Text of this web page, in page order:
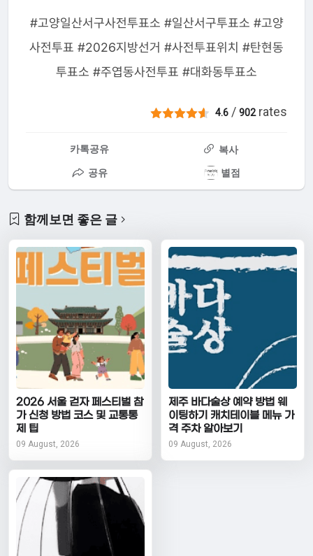
#고양일산서구사전투표소 #일산서구투표소 #고양
사전투표 #2026지방선거 #사전투표위치 #탄현동
투표소 #주엽동사전투표 #대화동투표소
4.6 /902rates
카톡공유 복사
공유 별점
함께보면 좋은 글
2026 서울 걷자 페스티벌 참
가 신청 방법 코스 및 교통통
제 팁
09 August, 2026
제주 바다술상 예약 방법 웨
이팅하기 캐치테이블 메뉴 가
격 주차 알아보기
09 August, 2026